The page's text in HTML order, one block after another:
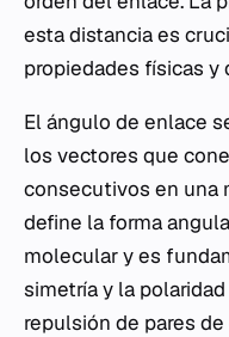
esta distancia es
propiedades físicas y
El ángulo de enlace
los vectores que
consecutivos en una
define la forma
molecular y es
simetría y la
repulsión de pares